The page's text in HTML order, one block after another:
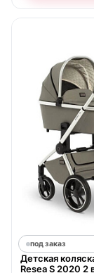
под заказ
Детская
Resea S 2020 2